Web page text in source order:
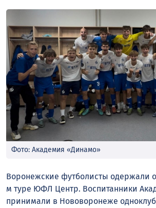
Фото: Академия «Динамо»
Воронежские футболисты одержали
м туре ЮФЛ Центр. Воспитанники
принимали в Нововоронеже